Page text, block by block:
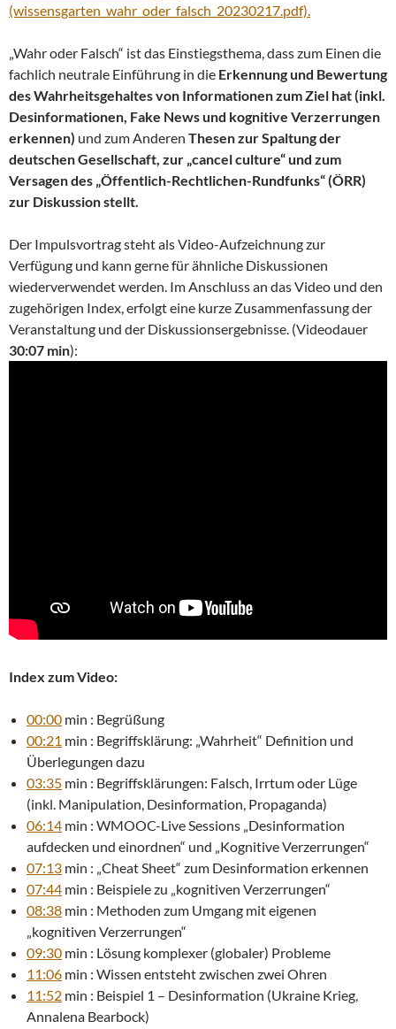
(wissensgarten_wahr_oder_falsch_20230217.pdf).
„Wahr oder Falsch“ ist das Einstiegsthema, dass zum Einen die
fachlich neutrale Einführung in die Erkennung und Bewertung
des Wahrheitsgehaltes von Informationen zum Ziel hat (inkl.
Desinformationen, Fake News und kognitive Verzerrungen
erkennen) und zum Anderen Thesen zur Spaltung der
deutschen Gesellschaft, zur „cancel culture“ und zum
Versagen des „Öffentlich-Rechtlichen-Rundfunks“ (ÖRR)
zur Diskussion stellt.
Der Impulsvortrag steht als Video-Aufzeichnung zur
Verfügung und kann gerne für ähnliche Diskussionen
wiederverwendet werden. Im Anschluss an das Video und den
zugehörigen Index, erfolgt eine kurze Zusammenfassung der
Veranstaltung und der Diskussionsergebnisse. (Videodauer
30:07 min):
Index zum Video:
00:00 min : Begrüßung
00:21 min : Begriffsklärung: „Wahrheit“ Definition und
Überlegungen dazu
03:35 min : Begriffsklärungen: Falsch, Irrtum oder Lüge
(inkl. Manipulation, Desinformation, Propaganda)
06:14 min : WMOOC-Live Sessions „Desinformation
aufdecken und einordnen“ und „Kognitive Verzerrungen“
07:13 min : „Cheat Sheet“ zum Desinformation erkennen
07:44 min : Beispiele zu „kognitiven Verzerrungen“
08:38 min : Methoden zum Umgang mit eigenen
„kognitiven Verzerrungen“
09:30 min : Lösung komplexer (globaler) Probleme
11:06 min : Wissen entsteht zwischen zwei Ohren
11:52 min : Beispiel 1 – Desinformation (Ukraine Krieg,
Annalena Bearbock)